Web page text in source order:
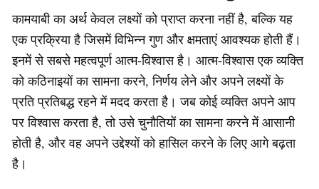
कामयाबी का अर्थ केवल लक्ष्यों को प्राप्त करना नहीं है, बल्कि यह
एक प्रक्रिया है जिसमें विभिन्न गुण और क्षमताएं आवश्यक होती हैं।
इनमें से सबसे महत्वपूर्ण आत्म-विश्वास है। आत्म-विश्वास एक व्यक्ति
को कठिनाइयों का सामना करने, निर्णय लेने और अपने लक्ष्यों के
प्रति प्रतिबद्ध रहने में मदद करता है। जब कोई व्यक्ति अपने आप
पर विश्वास करता है, तो उसे चुनौतियों का सामना करने में आसानी
होती है, और वह अपने उद्देश्यों को हासिल करने के लिए आगे बढ़ता
है।